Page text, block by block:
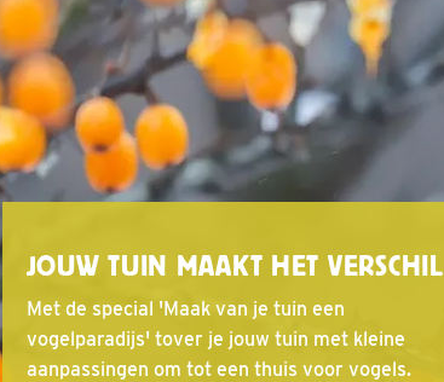
JOUW TUIN MAAKT HET VERSCHIL
Met de special 'Maak van je tuin een
vogelparadijs' tover je jouw tuin met kleine
aanpassingen om tot een thuis voor vogels.